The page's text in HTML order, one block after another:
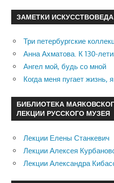
ЗАМЕТКИ ИСКУССТВОВЕДА
Три петербургские
Анна Ахматова. К 130-
Ангел мой, будь со мной
Когда меня пугает
БИБЛИОТЕКА
ЛЕКЦИИ РУССКОГО МУЗЕЯ
Лекции Елены Станкевич
Лекции Алексея
Лекции Александра